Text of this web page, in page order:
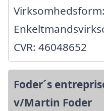
Virksomhedsform:
CVR: 46048652
Foder´s
v/Martin Foder